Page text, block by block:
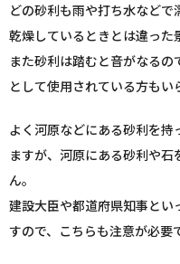
どの砂利も雨や打ち水など
乾燥しているときとは違った
また砂利は踏むと音がなる
として使用されている方もい
よく河原などにある砂利を持
ますが、河原にある砂利や
ん。
建設大臣や都道府県知事とい
すので、こちらも注意が必要